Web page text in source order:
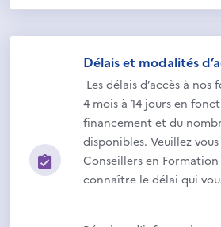
Délais et modalités
Les délais d’accès à
4 mois à 14 jours en
financement et du
disponibles. Veuillez
Conseillers en
connaître le délai qui